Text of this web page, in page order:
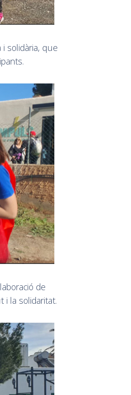
solidària, que
de
i la solidaritat.